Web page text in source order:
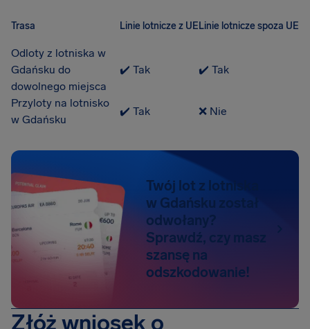
Trasa Linie lotnicze z UELinie lotnicze spoza UE
Odloty z lotniska w
Gdańsku do
dowolnego miejsca
✔️ Tak ✔️ Tak
Przyloty na lotnisko
w Gdańsku
✔️ Tak ❌ Nie
Twój lot z lotniska
w Gdańsku został
odwołany?
Sprawdź, czy masz
szansę na
odszkodowanie!
Złóż wniosek o